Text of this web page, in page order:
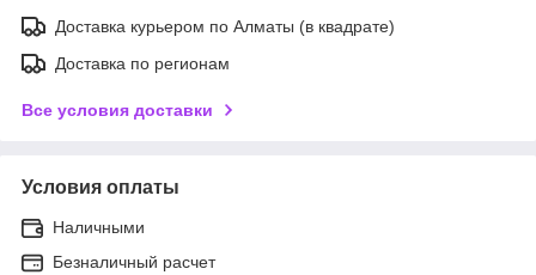
Доставка курьером по Алматы (в квадрате)
Доставка по регионам
Все условия доставки
Условия оплаты
Наличными
Безналичный расчет